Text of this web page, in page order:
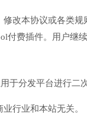
改本协议或各类
付费插件。用户继
于分发平台进行二
行业和本站无关。